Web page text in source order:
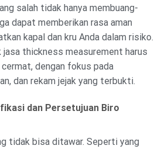
salah tidak hanya membuang-
dapat memberikan rasa aman
kapal dan kru Anda dalam risiko.
thickness measurement harus
dengan fokus pada
dan rekam jejak yang terbukti.
dan Persetujuan Biro
tidak bisa ditawar. Seperti yang